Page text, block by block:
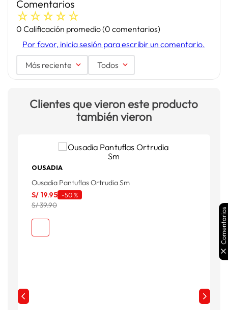
Comentarios
☆☆☆☆☆
0 Calificación promedio(0 comentarios)
Por favor, inicia sesión para escribir un comentario.
Más reciente Todos
Clientes que vieron este producto
también vieron
OUSADIA
Ousadia Pantuflas Ortrudia Sm
S/ 19.95 -50 %
S/ 39.90
Comentarios